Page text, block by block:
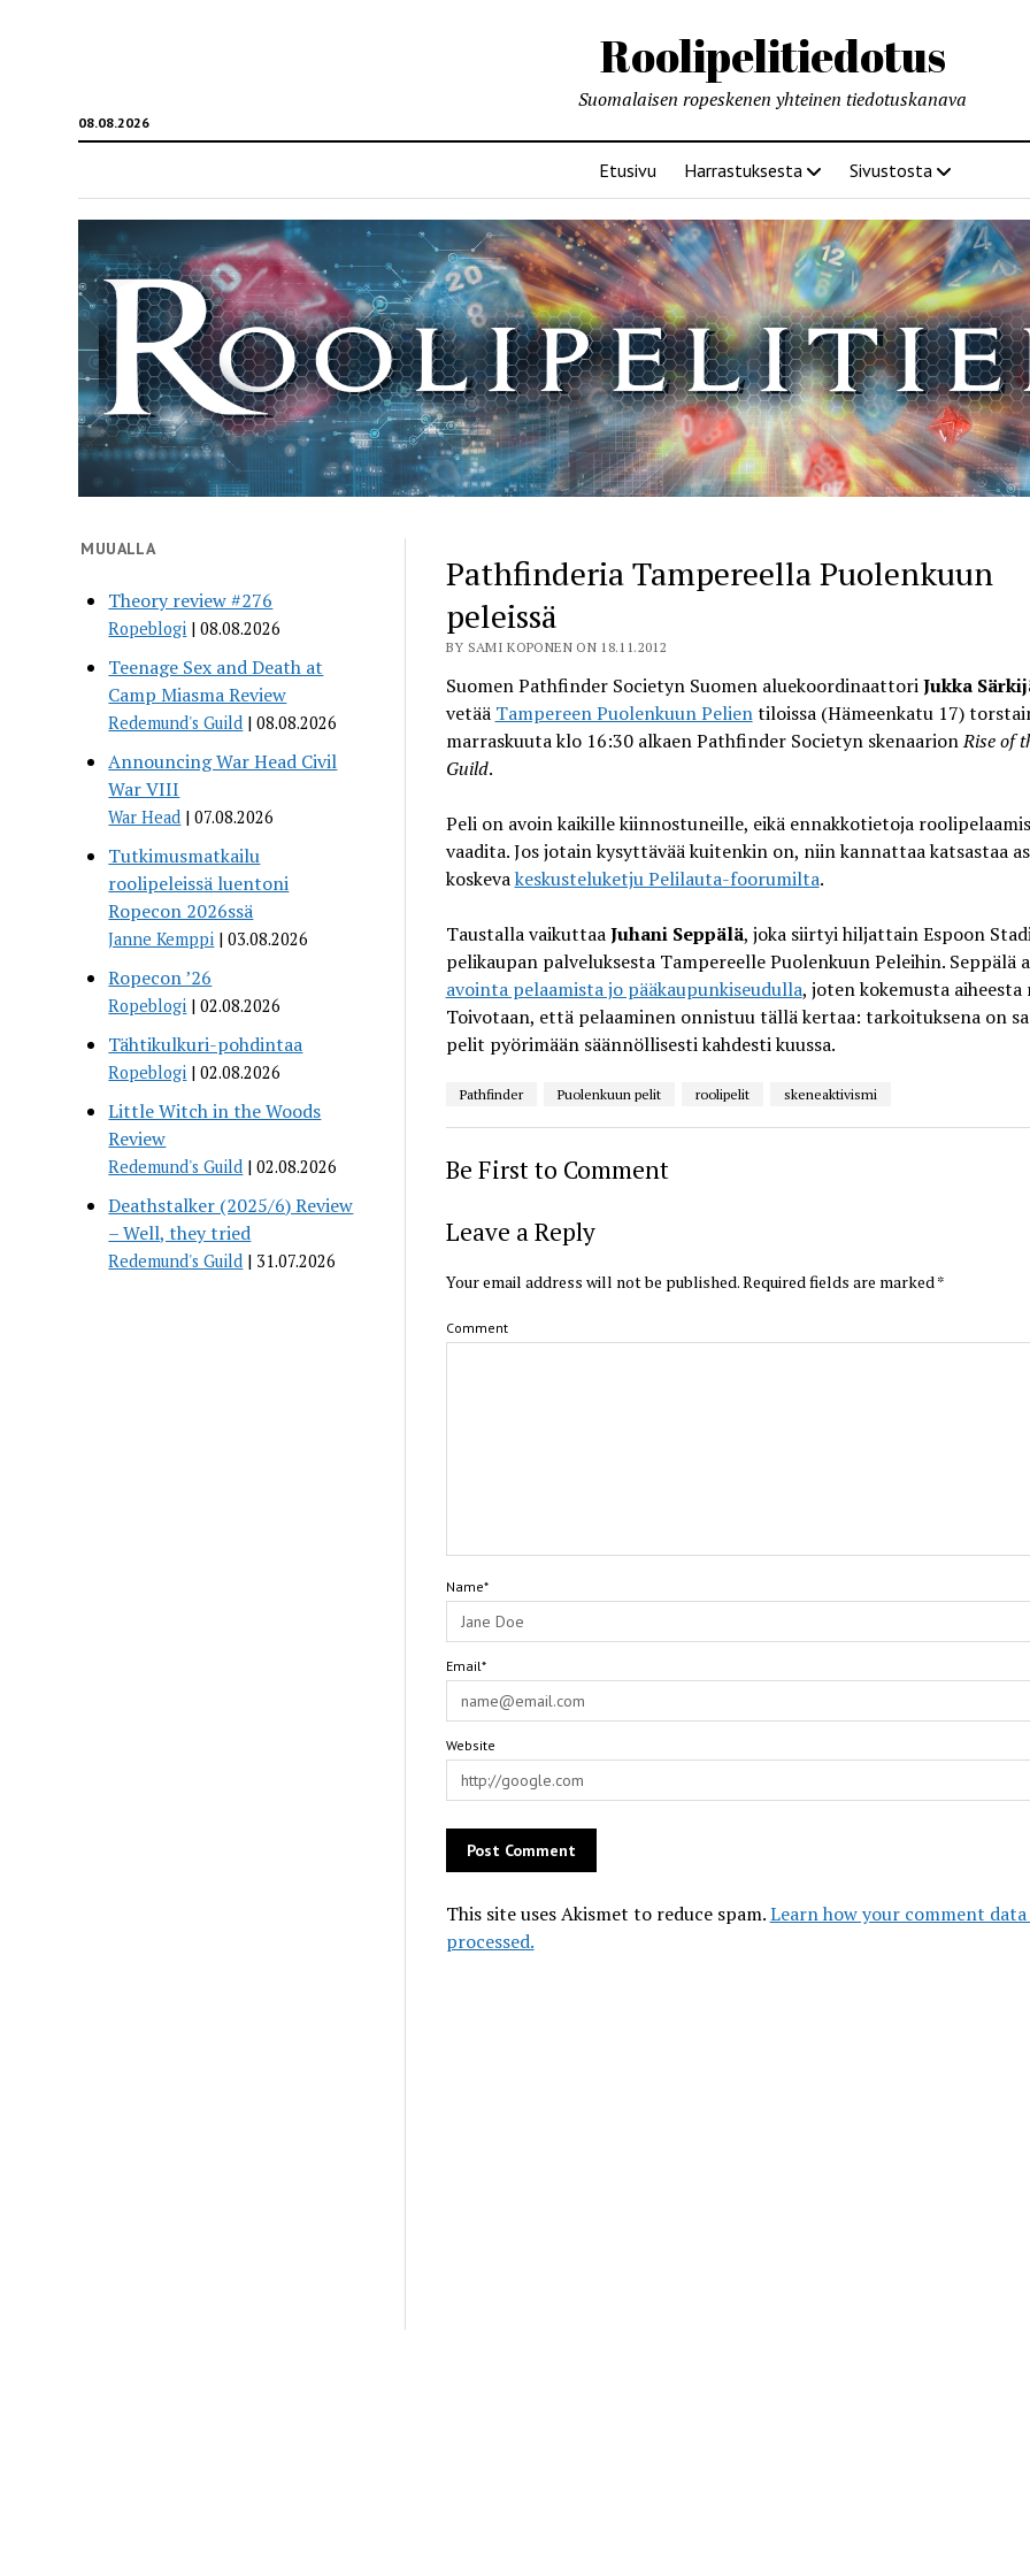
Roolipelitiedotus
08.08.2026
Suomalaisen ropeskenen yhteinen tiedotuskanava
Etusivu Harrastuksesta Sivustosta
MUUALLA
Theory review #276
Ropeblogi 08.08.2026
Teenage Sex and Death at
Camp Miasma Review
Redemund's Guild 08.08.2026
Announcing War Head Civil
War VIII
War Head 07.08.2026
Tutkimusmatkailu
roolipeleissä luentoni
Ropecon 2026ssä
Janne Kemppi 03.08.2026
Ropecon ’26
Ropeblogi 02.08.2026
Tähtikulkuri-pohdintaa
Ropeblogi 02.08.2026
Little Witch in the Woods
Review
Redemund's Guild 02.08.2026
Deathstalker (2025/6) Review
– Well, they tried
Redemund's Guild 31.07.2026
Pathfinderia Tampereella Puolenkuun
peleissä
BY SAMI KOPONEN ON 18.11.2012
Suomen Pathfinder Societyn Suomen aluekoordinaattoriJukka
vetää Tampereen Puolenkuun Pelientiloissa (Hämeenkatu 17)
marraskuuta klo 16:30 alkaen Pathfinder Societyn skenaarionRise of
Guild.
Peli on avoin kaikille kiinnostuneille, eikä ennakkotietoja
vaadita. Jos jotain kysyttävää kuitenkin on, niin kannattaa katsastaa
koskevakeskusteluketju Pelilauta-foorumilta.
Taustalla vaikuttaaJuhani Seppälä, joka siirtyi hiljattain Espoon
pelikaupan palveluksesta Tampereelle Puolenkuun Peleihin. Seppälä
avointa pelaamista jo pääkaupunkiseudulla, joten kokemusta
Toivotaan, että pelaaminen onnistuu tällä kertaa: tarkoituksena on
pelit pyörimään säännöllisesti kahdesti kuussa.
Pathfinder Puolenkuun pelit roolipelit skeneaktivismi
Be First to Comment
Leave a Reply
Your email address will not be published.Required fields are marked *
Comment
Name*
Email*
Website
This site uses Akismet to reduce spam.Learn how your comment data
processed.